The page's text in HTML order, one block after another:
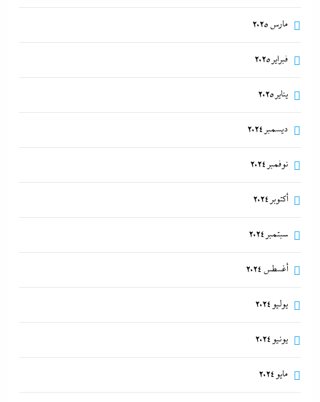
مارس 2025
فبراير 2025
يناير 2025
ديسمبر 2024
نوفمبر 2024
أكتوبر 2024
سبتمبر 2024
أغسطس 2024
يوليو 2024
يونيو 2024
مايو 2024